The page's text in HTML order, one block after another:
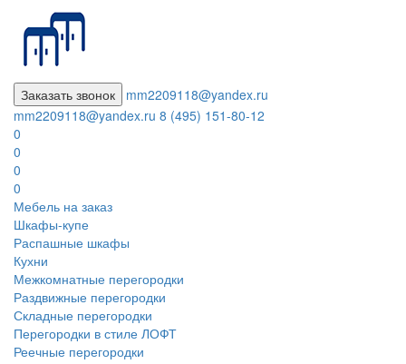
Заказать звонок
mm2209118@yandex.ru
mm2209118@yandex.ru 8 (495) 151-80-12
0
0
0
0
Мебель на заказ
Шкафы-купе
Распашные шкафы
Кухни
Межкомнатные перегородки
Раздвижные перегородки
Складные перегородки
Перегородки в стиле ЛОФТ
Реечные перегородки